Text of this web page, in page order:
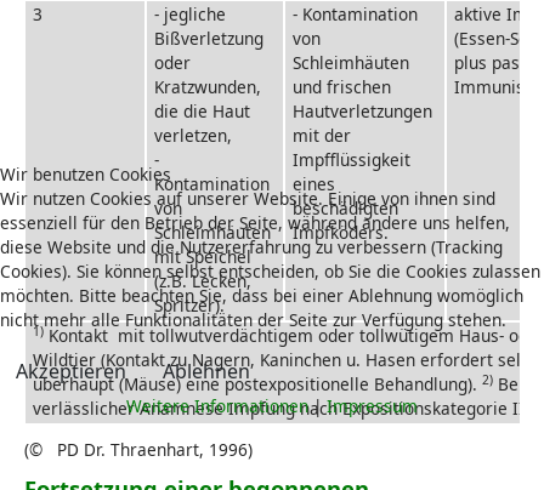
3
- jegliche
Bißverletzung
oder
Kratzwunden,
die die Haut
verletzen,
-
Kontamination
von
Schleimhäuten
mit Speichel
(z.B. Lecken,
Spritzer).
- Kontamination
von
Schleimhäuten
und frischen
Hautverletzungen
mit der
Impfflüssigkeit
eines
beschädigten
Impfköders.
aktive
(Essen-
plus
1) Kontakt mit tollwutverdächtigem oder tollwütigem Haus-
Wildtier (Kontakt zu Nagern, Kaninchen u. Hasen erfordert
überhaupt (Mäuse) eine postexpositionelle Behandlung). 2) Bei
verlässlicher Anamnese Impfung nach Expositionskategorie II
(© PD Dr. Thraenhart, 1996)
Wir benutzen Cookies
Wir nutzen Cookies auf unserer Website. Einige von ihnen sind
essenziell für den Betrieb der Seite, während andere uns helfen,
diese Website und die Nutzererfahrung zu verbessern (Tracking
Cookies). Sie können selbst entscheiden, ob Sie die Cookies zulassen
möchten. Bitte beachten Sie, dass bei einer Ablehnung womöglich
nicht mehr alle Funktionalitäten der Seite zur Verfügung stehen.
Akzeptieren Ablehnen
Weitere Informationen|Impressum